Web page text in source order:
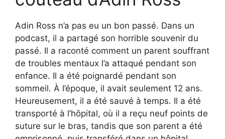
Adin Ross n’a pas eu un bon passé. Dans un
podcast, il a partagé son horrible souvenir du
passé. Il a raconté comment un parent souffrant
de troubles mentaux l’a attaqué pendant son
enfance. Il a été poignardé pendant son
sommeil. À l’époque, il avait seulement 12 ans.
Heureusement, il a été sauvé à temps. Il a été
transporté à l’hôpital, où il a reçu neuf points de
suture sur le bras, tandis que son parent a été